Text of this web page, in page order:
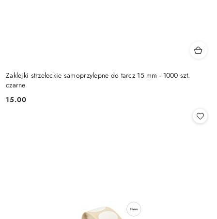
Zaklejki strzeleckie samoprzylepne do tarcz 15 mm - 1000 szt.
czarne
Cena:
15.00